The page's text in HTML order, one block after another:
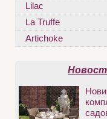
Lilac
La Truffe
Artichoke